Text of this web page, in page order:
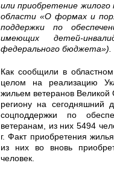
или приобретение
области «О формах и
поддержки по
имеющих детей-
федерального бюджета»).
Как сообщили в
целом на реализацию
жильем ветеранов Великой
региону на
соцподдержки по
ветеранам, из них 5494
г. Факт приобретения
из них во вновь
человек.